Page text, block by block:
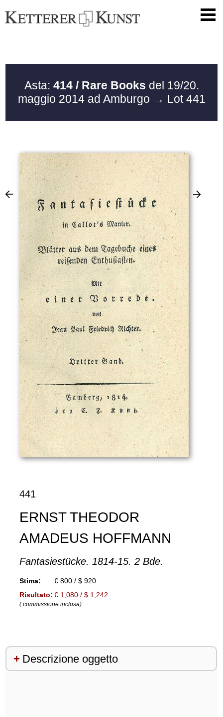
Asta: 414 / Rare Books del 19/20.
maggio 2014 ad Amburgo → Lot 441
441
ERNST THEODOR
AMADEUS HOFFMANN
Fantasiestücke. 1814-15. 2 Bde.
Stima:
€ 800 / $ 920
Risultato: € 1,080 / $ 1,242
( commissione inclusa)
Descrizione oggetto